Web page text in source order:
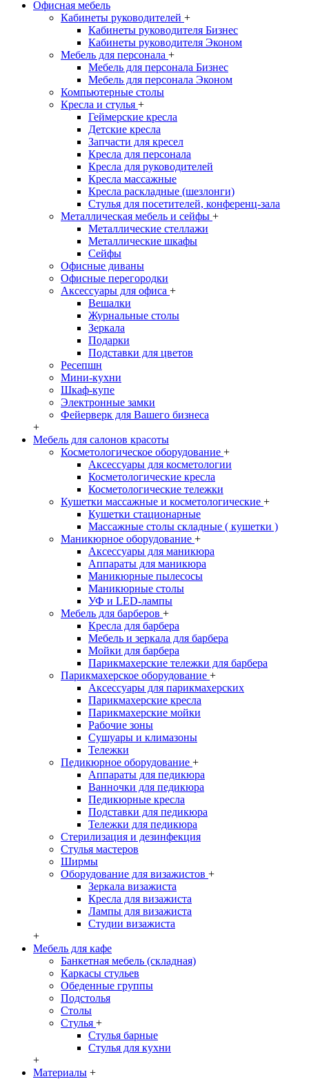
Офисная мебель
Кабинеты руководителей +
Кабинеты руководителя Бизнес
Кабинеты руководителя Эконом
Мебель для персонала +
Мебель для персонала Бизнес
Мебель для персонала Эконом
Компьютерные столы
Кресла и стулья +
Геймерские кресла
Детские кресла
Запчасти для кресел
Кресла для персонала
Кресла для руководителей
Кресла массажные
Кресла раскладные (шезлонги)
Стулья для посетителей, конференц-зала
Металлическая мебель и сейфы +
Металлические стеллажи
Металлические шкафы
Сейфы
Офисные диваны
Офисные перегородки
Аксессуары для офиса +
Вешалки
Журнальные столы
Зеркала
Подарки
Подставки для цветов
Ресепшн
Мини-кухни
Шкаф-купе
Электронные замки
Фейерверк для Вашего бизнеса
+
Мебель для салонов красоты
Косметологическое оборудование +
Аксессуары для косметологии
Косметологические кресла
Косметологические тележки
Кушетки массажные и косметологические +
Кушетки стационарные
Массажные столы складные ( кушетки )
Маникюрное оборудование +
Аксессуары для маникюра
Аппараты для маникюра
Маникюрные пылесосы
Маникюрные столы
УФ и LED-лампы
Мебель для барберов +
Кресла для барбера
Мебель и зеркала для барбера
Мойки для барбера
Парикмахерские тележки для барбера
Парикмахерское оборудование +
Аксессуары для парикмахерских
Парикмахерские кресла
Парикмахерские мойки
Рабочие зоны
Сушуары и климазоны
Тележки
Педикюрное оборудование +
Аппараты для педикюра
Ванночки для педикюра
Педикюрные кресла
Подставки для педикюра
Тележки для педикюра
Стерилизация и дезинфекция
Стулья мастеров
Ширмы
Оборудование для визажистов +
Зеркала визажиста
Кресла для визажиста
Лампы для визажиста
Студии визажиста
+
Мебель для кафе
Банкетная мебель (складная)
Каркасы стульев
Обеденные группы
Подстолья
Столы
Стулья +
Стулья барные
Стулья для кухни
+
Материалы +